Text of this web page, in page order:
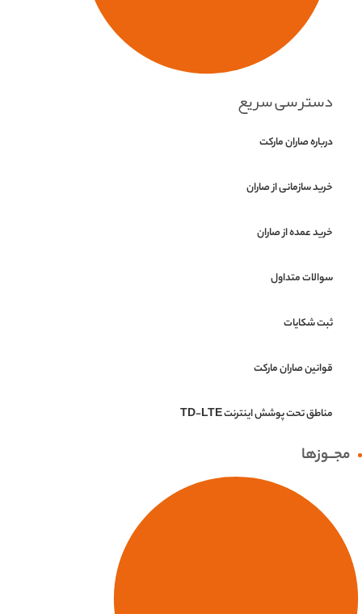
دسترسی سریع
درباره صاران مارکت
خرید سازمانی از صاران
خرید عمده از صاران
سوالات متداول
ثبت شکایات
قوانین صاران مارکت
مناطق تحت پوشش اینترنت TD-LTE
مجــوزها